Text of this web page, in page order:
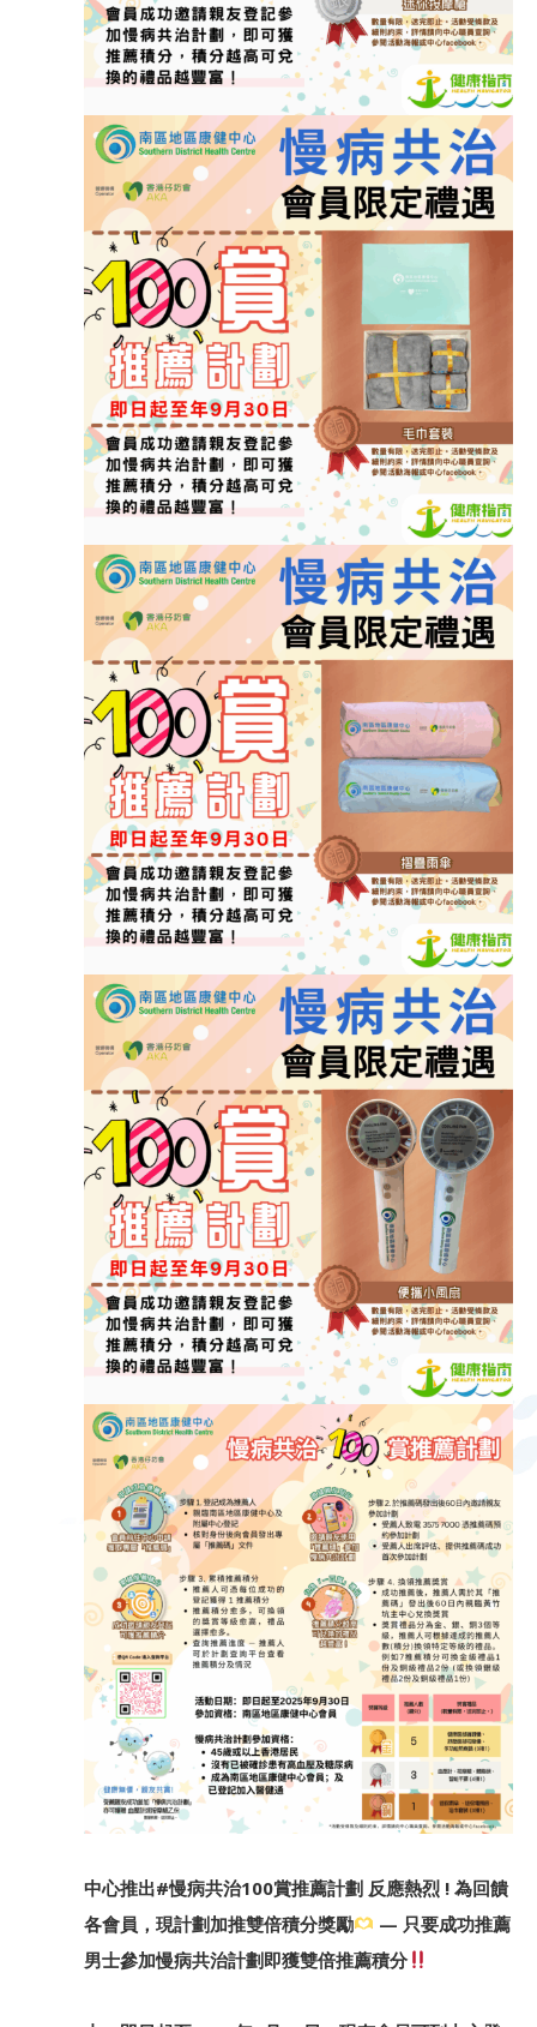
中心推出#慢病共治100賞推薦計劃 反應熱烈 ! 為回饋
各會員，現計劃加推雙倍積分獎勵
— 只要成功推薦
男士參加慢病共治計劃即獲雙倍推薦積分